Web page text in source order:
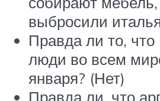
выбросили
Правда ли то,
люди во всем
января? (Нет)
Правда ли, что